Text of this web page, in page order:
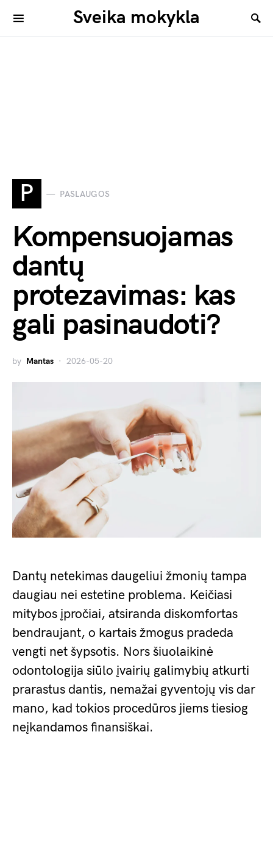
Sveika mokykla
P PASLAUGOS
Kompensuojamas
dantų
protezavimas: kas
gali pasinaudoti?
by Mantas 2026-05-20
Dantų netekimas daugeliui žmonių tampa
daugiau nei estetine problema. Keičiasi
mitybos įpročiai, atsiranda diskomfortas
bendraujant, o kartais žmogus pradeda
vengti net šypsotis. Nors šiuolaikinė
odontologija siūlo įvairių galimybių atkurti
prarastus dantis, nemažai gyventojų vis dar
mano, kad tokios procedūros jiems tiesiog
neįkandamos finansiškai.